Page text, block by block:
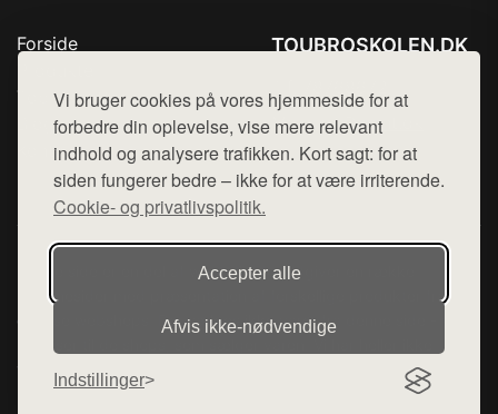
Vi bruger cookies på vores hjemmeside for at
forbedre din oplevelse, vise mere relevant
indhold og analysere trafikken. Kort sagt: for at
siden fungerer bedre – ikke for at være irriterende.
Cookie- og privatlivspolitik.
Accepter alle
Afvis ikke‑nødvendige
Indstillinger
Forside
Top Rabatter
Blog
Kontakt
TOUBROSKOLEN.DK
Mail: hej@want.dk
Cookie- og privatlivspolitik
Denne side er en del af want.dk, der udgiver en række
hjemmesider med præsentation af forskellige produkter fra
diverse webshops. Der sælges ikke varer fra denne side - vi
henviser til de shops, som sælger varen. Vi har heller ikke
varerne på lager.